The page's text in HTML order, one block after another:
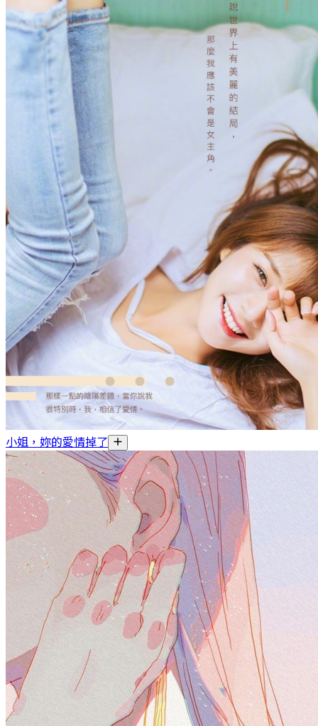
小姐，妳的愛情掉了